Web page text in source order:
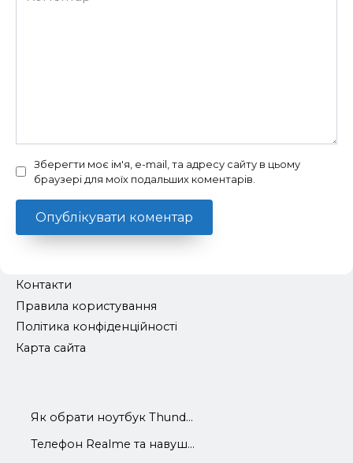
Зберегти моє ім'я, e-mail, та адресу сайту в цьому
браузері для моїх подальших коментарів.
Контакти
Правила користування
Політика конфіденційності
Карта сайта
Як обрати ноутбук Thund...
Телефон Realme та навуш...